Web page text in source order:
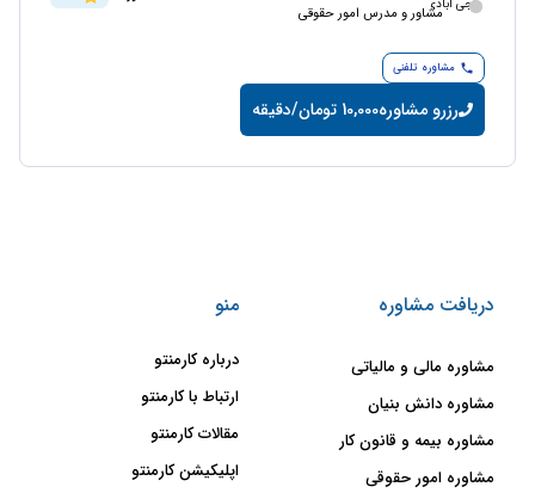
مشاور و مدرس امور حقوقی
مشاوره تلفنی
رزرو مشاوره10,000 تومان/دقیقه
دریافت مشاوره
مشاوره مالی و مالیاتی
مشاوره دانش بنیان
مشاوره بیمه و قانون کار
مشاوره امور حقوقی
منو
درباره کارمنتو
ارتباط با کارمنتو
مقالات کارمنتو
اپلیکیشن کارمنتو